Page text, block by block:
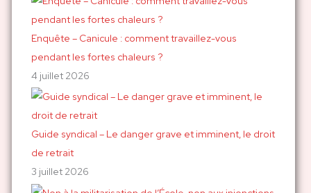
:
Enquête – Canicule : comment travaillez-vous
pendant les fortes chaleurs ?
4 juillet 2026
Guide syndical – Le danger grave et imminent, le droit
de retrait
3 juillet 2026